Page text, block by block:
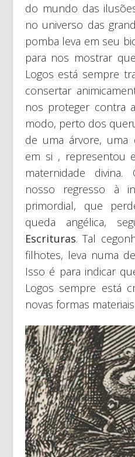
do mundo das
no universo das
pomba leva em seu
para nos mostrar
Logos está sempre
consertar
nos proteger contra
modo, perto dos
de uma árvore, uma
em si , representou
maternidade
nosso regresso à
primordial, que
queda angélica,
Escrituras. Tal
filhotes, leva numa
Isso é para indicar
Logos sempre está
novas formas